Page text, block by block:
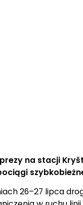
na stacji
26–27 lipca